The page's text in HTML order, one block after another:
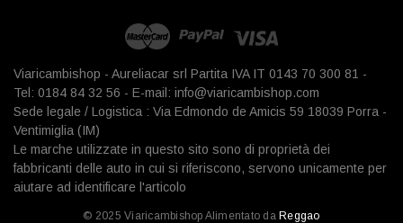
Viaricambishop - Aureliacar srl Partita IVA IT 0143 70 300 81 -
Tel: 0184 84 32 56 - E-mail: info@viaricambishop.com
Sede legale / Logistica : Via Edmondo de Amicis 59 18039 Porra -
Ventimiglia (IM)
Le marche utilizzate in questo sito sono di proprietà dei
fabbricanti delle auto in cui si riferiscono, servono unicamente per
aiutare ad identificare l'articolo
© 2025 Viaricambishop Alimentato daReggao